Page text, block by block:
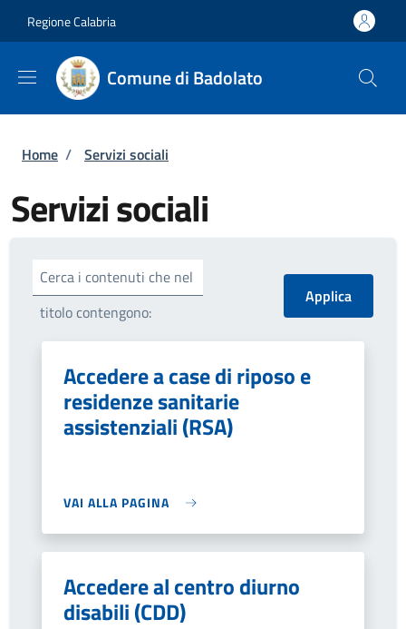
Regione Calabria
Comune di Badolato
Briciole di pane
Home / Servizi sociali
Servizi sociali
Cerca i contenuti che nel
titolo contengono:
Accedere a case di riposo e
residenze sanitarie
assistenziali (RSA)
VAI ALLA PAGINA
Accedere al centro diurno
disabili (CDD)